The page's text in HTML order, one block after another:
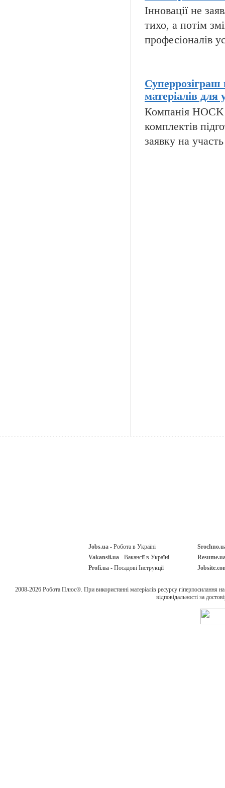
Інновації не
тихо, а потім
професіоналів
Суперрозіграш
матеріалів для
Компанія
комплектів
заявку на
Jobs.ua - Робота в Україні
Vakansii.ua - Вакансії в Україні
Profi.ua - Посадові Інструкції
2008-2026 Робота Плюс®. При використанні матеріалів ресурсу гіперпосилання
відповідальності за